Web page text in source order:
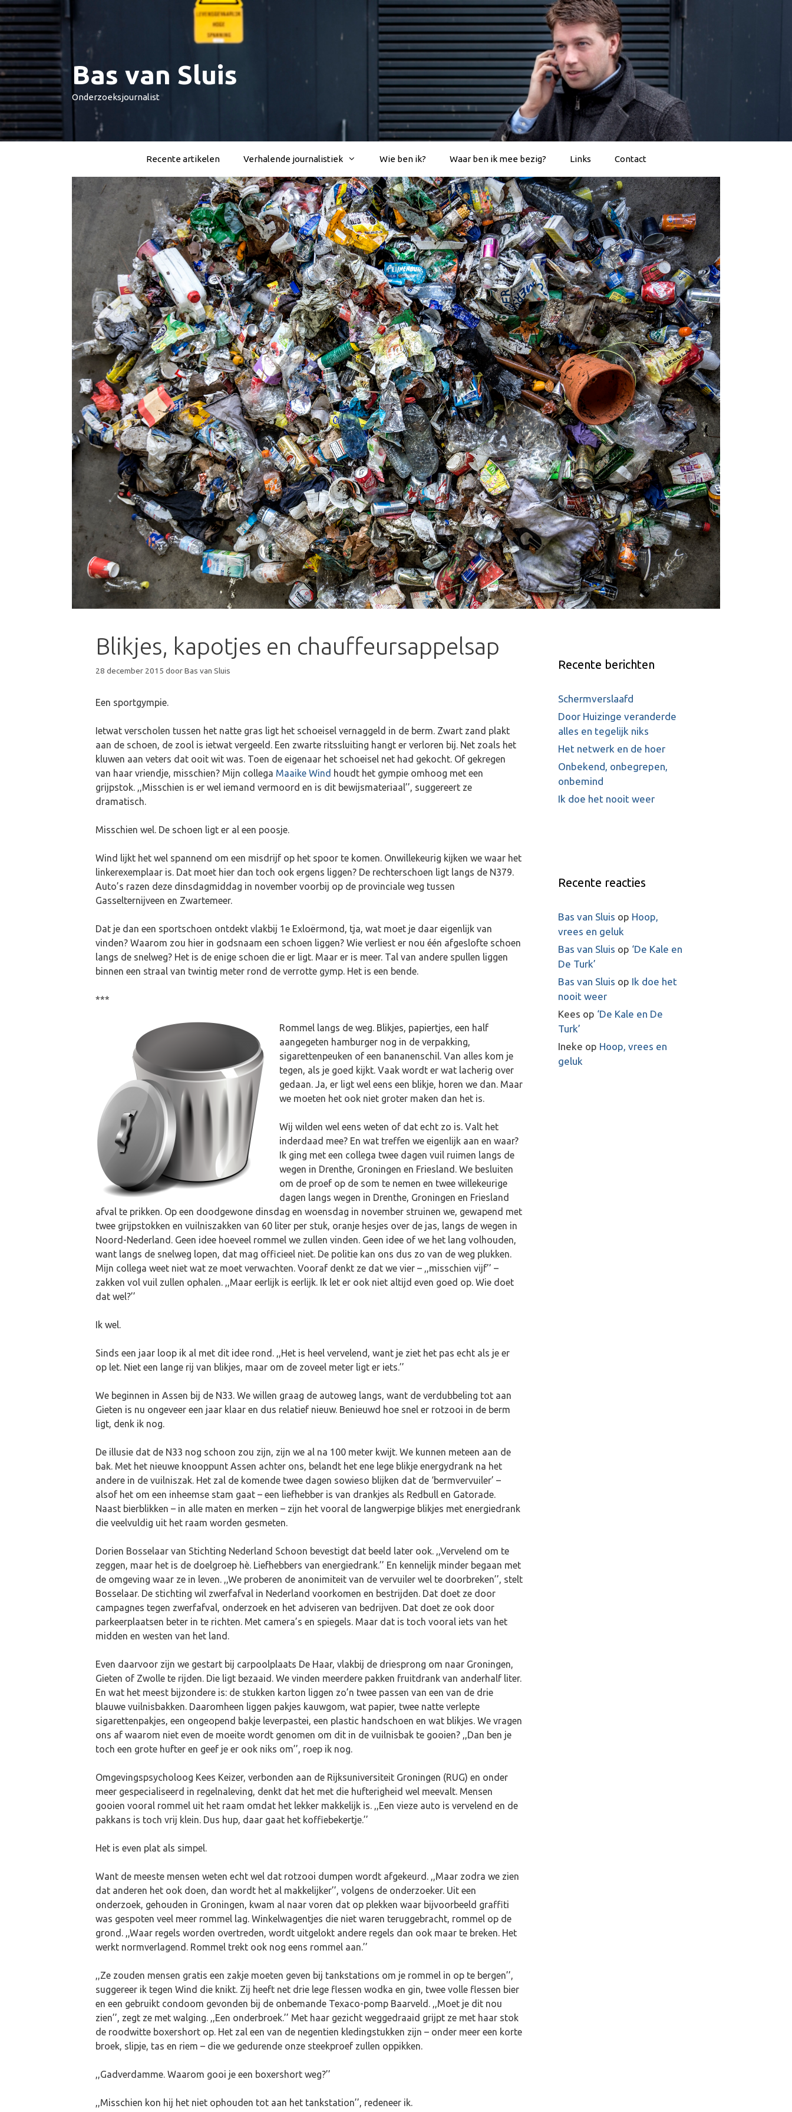
Spring
naar
inhoud
Bas van Sluis
Onderzoeksjournalist
Recente artikelen Verhalende journalistiek Wie ben ik? Waar ben ik mee bezig? Links Contact
Blikjes, kapotjes en chauffeursappelsap
28 december 2015 doorBas van Sluis
Een sportgympie.
Ietwat verscholen tussen het natte gras ligt het schoeisel vernaggeld in de berm. Zwart zand plakt
aan de schoen, de zool is ietwat vergeeld. Een zwarte ritssluiting hangt er verloren bij. Net zoals het
kluwen aan veters dat ooit wit was. Toen de eigenaar het schoeisel net had gekocht. Of gekregen
van haar vriendje, misschien? Mijn collega Maaike Wind houdt het gympie omhoog met een
grijpstok. ,,Misschien is er wel iemand vermoord en is dit bewijsmateriaal’’, suggereert ze
dramatisch.
Misschien wel. De schoen ligt er al een poosje.
Wind lijkt het wel spannend om een misdrijf op het spoor te komen. Onwillekeurig kijken we waar het
linkerexemplaar is. Dat moet hier dan toch ook ergens liggen? De rechterschoen ligt langs de N379.
Auto’s razen deze dinsdagmiddag in november voorbij op de provinciale weg tussen
Gasselternijveen en Zwartemeer.
Dat je dan een sportschoen ontdekt vlakbij 1e Exloërmond, tja, wat moet je daar eigenlijk van
vinden? Waarom zou hier in godsnaam een schoen liggen? Wie verliest er nou één afgeslofte schoen
langs de snelweg? Het is de enige schoen die er ligt. Maar er is meer. Tal van andere spullen liggen
binnen een straal van twintig meter rond de verrotte gymp. Het is een bende.
***
Rommel langs de weg. Blikjes, papiertjes, een half
aangegeten hamburger nog in de verpakking,
sigarettenpeuken of een bananenschil. Van alles kom je
tegen, als je goed kijkt. Vaak wordt er wat lacherig over
gedaan. Ja, er ligt wel eens een blikje, horen we dan. Maar
we moeten het ook niet groter maken dan het is.
Wij wilden wel eens weten of dat echt zo is. Valt het
inderdaad mee? En wat treffen we eigenlijk aan en waar?
Ik ging met een collega twee dagen vuil ruimen langs de
wegen in Drenthe, Groningen en Friesland. We besluiten
om de proef op de som te nemen en twee willekeurige
dagen langs wegen in Drenthe, Groningen en Friesland
afval te prikken. Op een doodgewone dinsdag en woensdag in november struinen we, gewapend met
twee grijpstokken en vuilniszakken van 60 liter per stuk, oranje hesjes over de jas, langs de wegen in
Noord-Nederland. Geen idee hoeveel rommel we zullen vinden. Geen idee of we het lang volhouden,
want langs de snelweg lopen, dat mag officieel niet. De politie kan ons dus zo van de weg plukken.
Mijn collega weet niet wat ze moet verwachten. Vooraf denkt ze dat we vier – ,,misschien vijf’’ –
zakken vol vuil zullen ophalen. ,,Maar eerlijk is eerlijk. Ik let er ook niet altijd even goed op. Wie doet
dat wel?’’
Ik wel.
Sinds een jaar loop ik al met dit idee rond. ,,Het is heel vervelend, want je ziet het pas echt als je er
op let. Niet een lange rij van blikjes, maar om de zoveel meter ligt er iets.’’
We beginnen in Assen bij de N33. We willen graag de autoweg langs, want de verdubbeling tot aan
Gieten is nu ongeveer een jaar klaar en dus relatief nieuw. Benieuwd hoe snel er rotzooi in de berm
ligt, denk ik nog.
De illusie dat de N33 nog schoon zou zijn, zijn we al na 100 meter kwijt. We kunnen meteen aan de
bak. Met het nieuwe knooppunt Assen achter ons, belandt het ene lege blikje energydrank na het
andere in de vuilniszak. Het zal de komende twee dagen sowieso blijken dat de ‘bermvervuiler’ –
alsof het om een inheemse stam gaat – een liefhebber is van drankjes als Redbull en Gatorade.
Naast bierblikken – in alle maten en merken – zijn het vooral de langwerpige blikjes met energiedrank
die veelvuldig uit het raam worden gesmeten.
Dorien Bosselaar van Stichting Nederland Schoon bevestigt dat beeld later ook. ,,Vervelend om te
zeggen, maar het is de doelgroep hè. Liefhebbers van energiedrank.’’ En kennelijk minder begaan met
de omgeving waar ze in leven. ,,We proberen de anonimiteit van de vervuiler wel te doorbreken’’, stelt
Bosselaar. De stichting wil zwerfafval in Nederland voorkomen en bestrijden. Dat doet ze door
campagnes tegen zwerfafval, onderzoek en het adviseren van bedrijven. Dat doet ze ook door
parkeerplaatsen beter in te richten. Met camera’s en spiegels. Maar dat is toch vooral iets van het
midden en westen van het land.
Even daarvoor zijn we gestart bij carpoolplaats De Haar, vlakbij de driesprong om naar Groningen,
Gieten of Zwolle te rijden. Die ligt bezaaid. We vinden meerdere pakken fruitdrank van anderhalf liter.
En wat het meest bijzondere is: de stukken karton liggen zo’n twee passen van een van de drie
blauwe vuilnisbakken. Daaromheen liggen pakjes kauwgom, wat papier, twee natte verlepte
sigarettenpakjes, een ongeopend bakje leverpastei, een plastic handschoen en wat blikjes. We vragen
ons af waarom niet even de moeite wordt genomen om dit in de vuilnisbak te gooien? ,,Dan ben je
toch een grote hufter en geef je er ook niks om’’, roep ik nog.
Omgevingspsycholoog Kees Keizer, verbonden aan de Rijksuniversiteit Groningen (RUG) en onder
meer gespecialiseerd in regelnaleving, denkt dat het met die hufterigheid wel meevalt. Mensen
gooien vooral rommel uit het raam omdat het lekker makkelijk is. ,,Een vieze auto is vervelend en de
pakkans is toch vrij klein. Dus hup, daar gaat het koffiebekertje.’’
Het is even plat als simpel.
Want de meeste mensen weten echt wel dat rotzooi dumpen wordt afgekeurd. ,,Maar zodra we zien
dat anderen het ook doen, dan wordt het al makkelijker’’, volgens de onderzoeker. Uit een
onderzoek, gehouden in Groningen, kwam al naar voren dat op plekken waar bijvoorbeeld graffiti
was gespoten veel meer rommel lag. Winkelwagentjes die niet waren teruggebracht, rommel op de
grond. ,,Waar regels worden overtreden, wordt uitgelokt andere regels dan ook maar te breken. Het
werkt normverlagend. Rommel trekt ook nog eens rommel aan.’’
,,Ze zouden mensen gratis een zakje moeten geven bij tankstations om je rommel in op te bergen’’,
suggereer ik tegen Wind die knikt. Zij heeft net drie lege flessen wodka en gin, twee volle flessen bier
en een gebruikt condoom gevonden bij de onbemande Texaco-pomp Baarveld. ,,Moet je dit nou
zien’’, zegt ze met walging. ,,Een onderbroek.’’ Met haar gezicht weggedraaid grijpt ze met haar stok
de roodwitte boxershort op. Het zal een van de negentien kledingstukken zijn – onder meer een korte
broek, slipje, tas en riem – die we gedurende onze steekproef zullen oppikken.
,,Gadverdamme. Waarom gooi je een boxershort weg?’’
,,Misschien kon hij het niet ophouden tot aan het tankstation’’, redeneer ik.
Recente berichten
Schermverslaafd
Door Huizinge veranderde
alles en tegelijk niks
Het netwerk en de hoer
Onbekend, onbegrepen,
onbemind
Ik doe het nooit weer
Recente reacties
Bas van Sluis op Hoop,
vrees en geluk
Bas van Sluis op ‘De Kale en
De Turk’
Bas van Sluis op Ik doe het
nooit weer
Kees op ‘De Kale en De
Turk’
Ineke op Hoop, vrees en
geluk